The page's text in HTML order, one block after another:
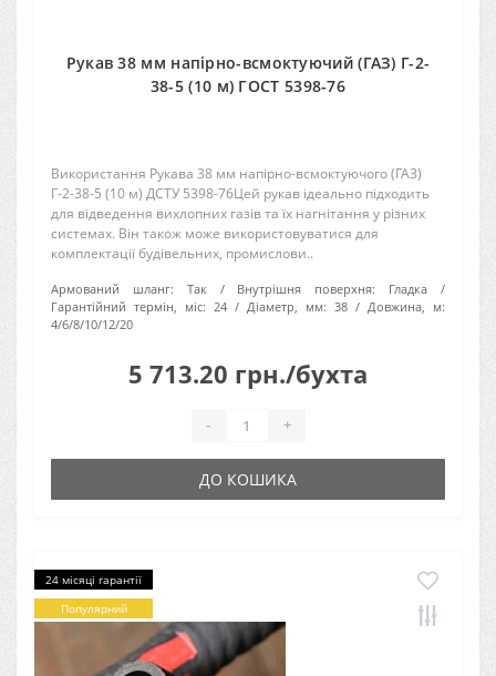
Рукав 38 мм напірно-всмоктуючий (ГАЗ) Г-2-
38-5 (10 м) ГОСТ 5398-76
Використання Рукава 38 мм напірно-всмоктуючого (ГАЗ)
Г-2-38-5 (10 м) ДСТУ 5398-76Цей рукав ідеально підходить
для відведення вихлопних газів та їх нагнітання у різних
системах. Він також може використовуватися для
комплектації будівельних, промислови..
Армований шланг: Так Внутрішня поверхня:
Гладка
Гарантійний термін, міс: 24 Діаметр, мм: 38
Довжина, м:
4/6/8/10/12/20
5 713.20 грн./бухта
- +
ДО КОШИКА
24 місяці гарантії
Популярний